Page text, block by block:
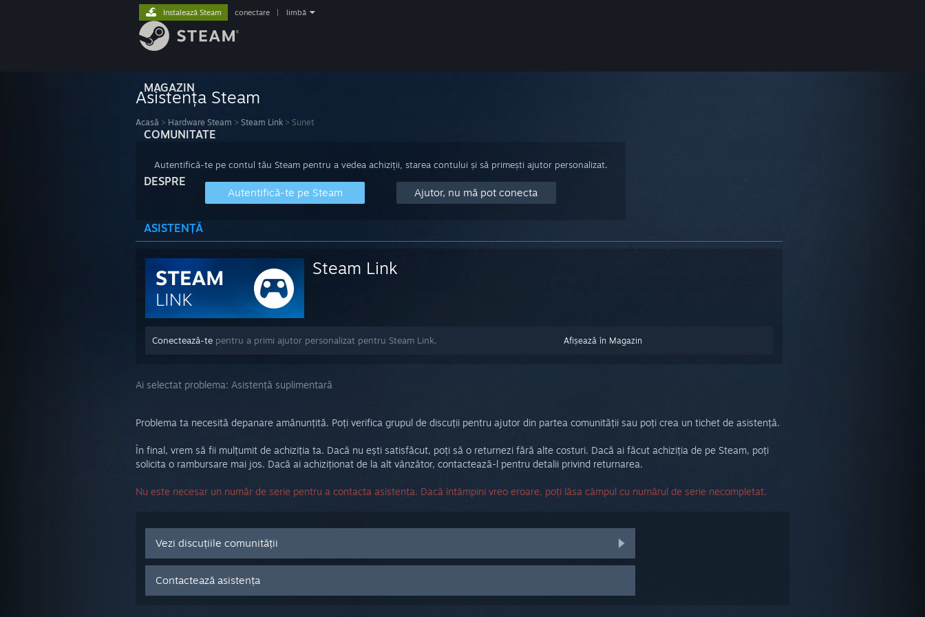
MAGAZIN
COMUNITATE
DESPRE
ASISTENȚĂ
Instalează Steam conectare limbă
Asistența Steam
Acasă > Hardware Steam > Steam Link > Sunet
Autentifică-te pe contul tău Steam pentru a vedea achiziții, starea contului și să primești ajutor personalizat.
Autentifică-te pe Steam Ajutor, nu mă pot conecta
Steam Link
Afișează în Magazin
Conectează-te pentru a primi ajutor personalizat pentru Steam Link.
Ai selectat problema: Asistență suplimentară
Problema ta necesită depanare amănunțită. Poți verifica grupul de discuții pentru ajutor din partea comunității sau poți crea un tichet de asistență.
În final, vrem să fii mulțumit de achiziția ta. Dacă nu ești satisfăcut, poți să o returnezi fără alte costuri. Dacă ai făcut achiziția de pe Steam, poți
solicita o rambursare mai jos. Dacă ai achiziționat de la alt vânzător, contactează-l pentru detalii privind returnarea.
Nu este necesar un număr de serie pentru a contacta asistența. Dacă întâmpini vreo eroare, poți lăsa câmpul cu numărul de serie necompletat.
Vezi discuțiile comunității
Contactează asistența